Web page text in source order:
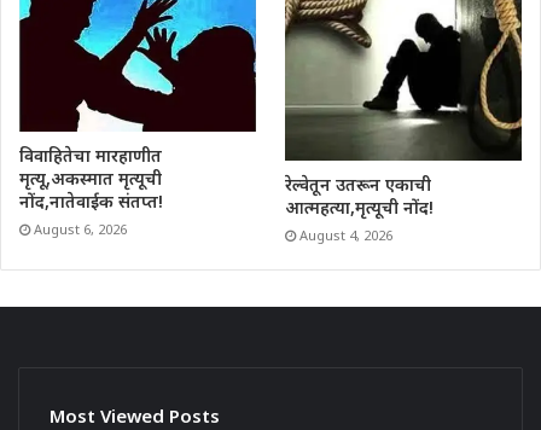
विवाहितेचा मारहाणीत
मृत्यू,अकस्मात मृत्यूची
नोंद,नातेवाईक संतप्त!
August 6, 2026
रेल्वेतून उतरून एकाची
आत्महत्या,मृत्यूची नोंद!
August 4, 2026
Most Viewed Posts